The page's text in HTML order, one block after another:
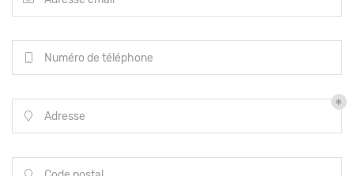
Numéro de téléphone
 Adresse